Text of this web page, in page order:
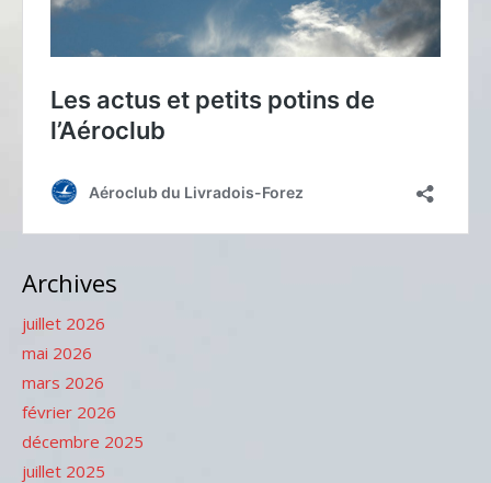
Archives
juillet 2026
mai 2026
mars 2026
février 2026
décembre 2025
juillet 2025